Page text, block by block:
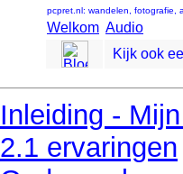
pcpret.nl: wandelen, fotografie,
Welkom Audio
Kijk ook
Inleiding -
2.1 ervaringen